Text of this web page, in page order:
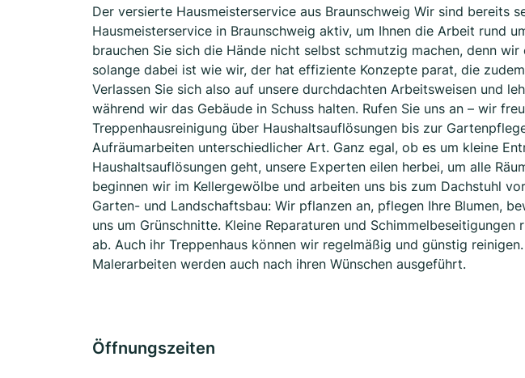
Der versierte Hausmeisterservice aus Braunschweig Wir sind bereits
Hausmeisterservice in Braunschweig aktiv, um Ihnen die Arbeit rund
brauchen Sie sich die Hände nicht selbst schmutzig machen, denn wir
solange dabei ist wie wir, der hat effiziente Konzepte parat, die
Verlassen Sie sich also auf unsere durchdachten Arbeitsweisen und
während wir das Gebäude in Schuss halten. Rufen Sie uns an – wir
Treppenhausreinigung über Haushaltsauflösungen bis zur
Aufräumarbeiten unterschiedlicher Art. Ganz egal, ob es um kleine
Haushaltsauflösungen geht, unsere Experten eilen herbei, um alle
beginnen wir im Kellergewölbe und arbeiten uns bis zum Dachstuhl
Garten- und Landschaftsbau: Wir pflanzen an, pflegen Ihre Blumen,
uns um Grünschnitte. Kleine Reparaturen und Schimmelbeseitigungen
ab. Auch ihr Treppenhaus können wir regelmäßig und günstig
Malerarbeiten werden auch nach ihren Wünschen ausgeführt.
Öffnungszeiten